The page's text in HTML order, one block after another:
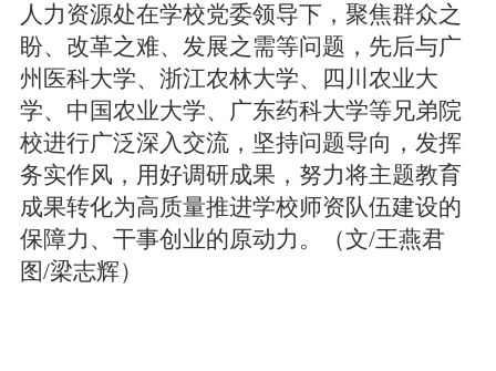
人力资源处在学校党委领导下， 聚焦群众之
盼、改革之难、发展之需等问题，先后与广
州医科大学、浙江农林大学、四川农业大
学、中国农业大学、广东药科大学等兄弟院
校进行广泛深入交流，坚持问题导向，发挥
务实作风，用好调研成果，努力将主题教育
成果转化为高质量推进学校师资队伍建设的
保障力、干事创业的原动力。（文/王燕君
图/梁志辉）